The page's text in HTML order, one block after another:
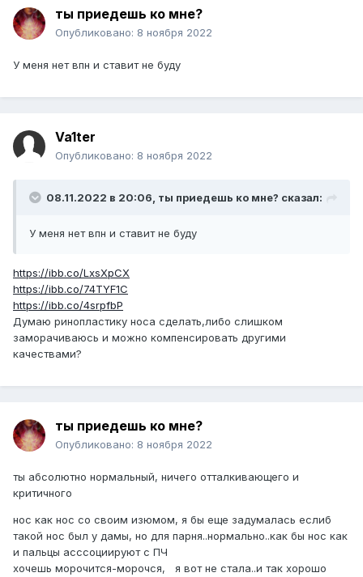
ты приедешь ко мне?
Опубликовано: 8 ноября 2022
У меня нет впн и ставит не буду
Va1ter
Опубликовано: 8 ноября 2022
08.11.2022 в 20:06, ты приедешь ко мне? сказал:
У меня нет впн и ставит не буду
https://ibb.co/LxsXpCX
https://ibb.co/74TYF1C
https://ibb.co/4srpfbP
Думаю ринопластику носа сделать,либо слишком
заморачиваюсь и можно компенсировать другими
качествами?
ты приедешь ко мне?
Опубликовано: 8 ноября 2022
ты абсолютно нормальный, ничего отталкивающего и
критичного
нос как нос со своим изюмом, я бы еще задумалась еслиб
такой нос был у дамы, но для парня..нормально..как бы нос как
и пальцы асссоциируют с ПЧ
хочешь морочится-морочся, я вот не стала..и так хорошо